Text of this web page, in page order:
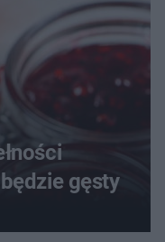
gęsty